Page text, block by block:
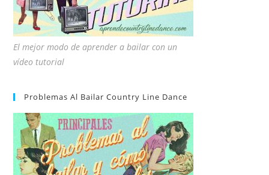
El mejor modo de aprender a bailar con un
vídeo tutorial
Problemas Al Bailar Country Line Dance